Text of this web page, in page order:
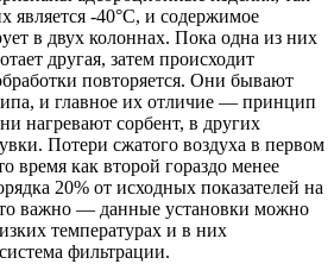
является -40°С, и содержимое
в двух колоннах. Пока одна из них
другая, затем происходит
повторяется. Они бывают
и главное их отличие — принцип
нагревают сорбент, в других
Потери сжатого воздуха в первом
время как второй гораздо менее
20% от исходных показателей на
важно — данные установки можно
температурах и в них
фильтрации.